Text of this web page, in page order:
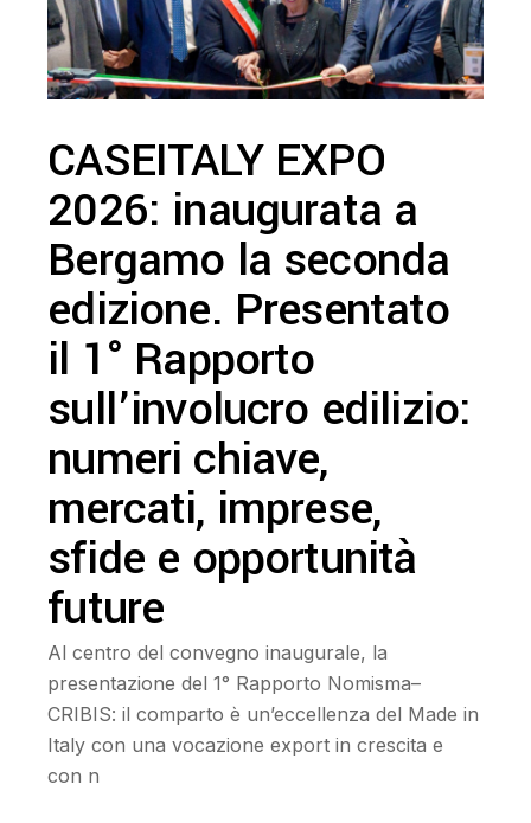
CASEITALY EXPO
2026: inaugurata a
Bergamo la seconda
edizione. Presentato
il 1° Rapporto
sull’involucro edilizio:
numeri chiave,
mercati, imprese,
sfide e opportunità
future
Al centro del convegno inaugurale, la
presentazione del 1° Rapporto Nomisma–
CRIBIS: il comparto è un’eccellenza del Made in
Italy con una vocazione export in crescita e
con n